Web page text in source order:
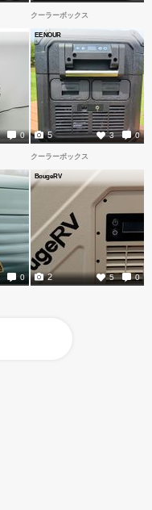
0
クーラーボックス
EENOUR
3 0
5
0
クーラーボックス
BougeRV
5 0
2